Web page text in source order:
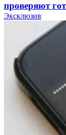
проверяют
учебному году
Покушение
напала на
12:39
Сладкий
парке
Эксклюзив